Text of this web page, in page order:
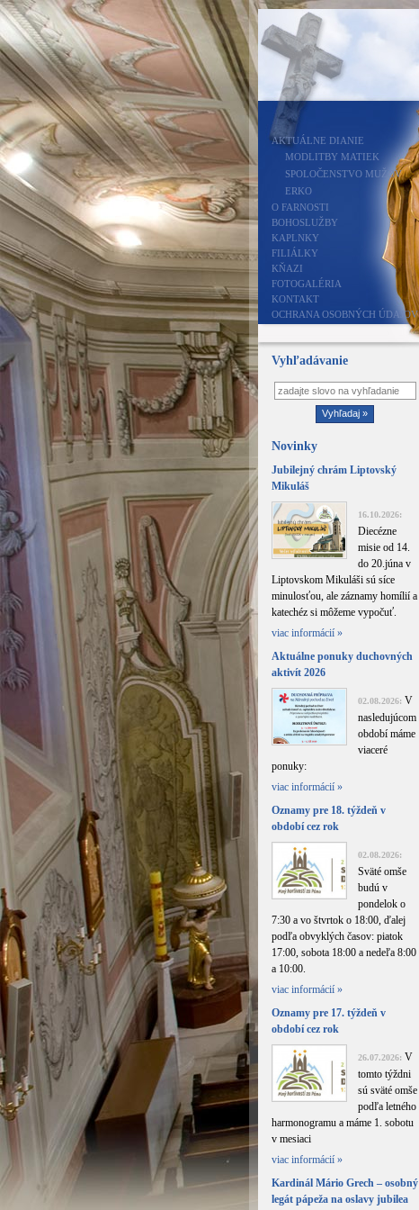
AKTUÁLNE DIANIE
MODLITBY MATIEK
SPOLOČENSTVO MUŽOV
ERKO
O FARNOSTI
BOHOSLUŽBY
KAPLNKY
FILIÁLKY
KŇAZI
FOTOGALÉRIA
KONTAKT
OCHRANA OSOBNÝCH ÚDAJOV
Vyhľadávanie
Novinky
Jubilejný chrám Liptovský
Mikuláš
16.10.2026:
Diecézne
misie od 14.
do 20.júna v
Liptovskom Mikuláši sú síce
minulosťou, ale záznamy homílií a
katechéz si môžeme vypočuť.
viac informácií »
Aktuálne ponuky duchovných
aktivít 2026
02.08.2026: V
nasledujúcom
období máme
viaceré
ponuky:
viac informácií »
Oznamy pre 18. týždeň v
období cez rok
02.08.2026:
Sväté omše
budú v
pondelok o
7:30 a vo štvrtok o 18:00, ďalej
podľa obvyklých časov: piatok
17:00, sobota 18:00 a nedeľa 8:00
a 10:00.
viac informácií »
Oznamy pre 17. týždeň v
období cez rok
26.07.2026: V
tomto týždni
sú sväté omše
podľa letného
harmonogramu a máme 1. sobotu
v mesiaci
viac informácií »
Kardinál Mário Grech – osobný
legát pápeža na oslavy jubilea